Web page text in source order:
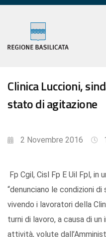
Clinica Luccioni,
stato di agitazione
2 Novembre 2016
Fp Cgil, Cisl Fp E Uil Fpl, in
“denunciano le condizioni
vivendo i lavoratori della
turni di lavoro, a causa di
attività, volute